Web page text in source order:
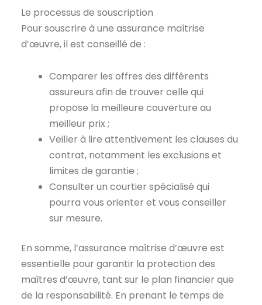
Le processus de souscription
Pour souscrire à une assurance maîtrise
d’œuvre, il est conseillé de :
Comparer les offres des différents
assureurs afin de trouver celle qui
propose la meilleure couverture au
meilleur prix ;
Veiller à lire attentivement les clauses du
contrat, notamment les exclusions et
limites de garantie ;
Consulter un courtier spécialisé qui
pourra vous orienter et vous conseiller
sur mesure.
En somme, l’assurance maîtrise d’œuvre est
essentielle pour garantir la protection des
maîtres d’œuvre, tant sur le plan financier que
de la responsabilité. En prenant le temps de